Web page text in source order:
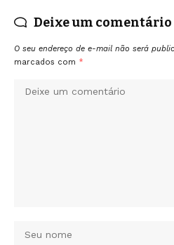
Deixe um comentário
O seu endereço de e-mail não será
marcados com *